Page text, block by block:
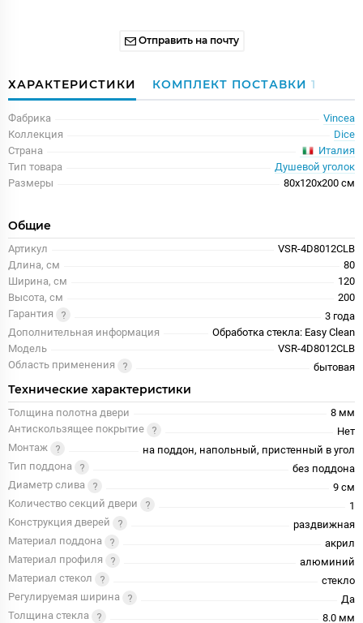
Отправить на почту
ХАРАКТЕРИСТИКИ КОМПЛЕКТ ПОСТАВКИ 1
Фабрика
Vincea
Коллекция
Dice
Страна
Италия
Тип товара
Душевой уголок
Размеры
80x120x200 см
Общие
Артикул
VSR-4D8012CLB
Длина, см
80
Ширина, см
120
Высота, см
200
Гарантия
3 года
Дополнительная информация
Обработка стекла: Easy Clean
Модель
VSR-4D8012CLB
Область применения
бытовая
Технические характеристики
Толщина полотна двери
8 мм
Антискользящее покрытие
Нет
Монтаж
на поддон, напольный, пристенный в угол
Тип поддона
без поддона
Диаметр слива
9 см
Количество секций двери
1
Конструкция дверей
раздвижная
Материал поддона
акрил
Материал профиля
алюминий
Материал стекол
стекло
Регулируемая ширина
Да
Толщина стекла
8.0 мм